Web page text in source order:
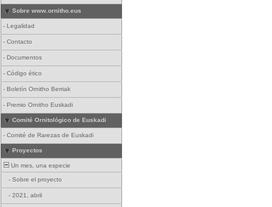
Sobre www.ornitho.eus
- Legalidad
- Contacto
- Documentos
- Código ético
- Boletín Ornitho Berriak
- Premio Ornitho Euskadi
Comité Ornitológico de Euskadi
- Comité de Rarezas de Euskadi
Proyectos
Un mes, una especie
- Sobre el proyecto
- 2021, abril